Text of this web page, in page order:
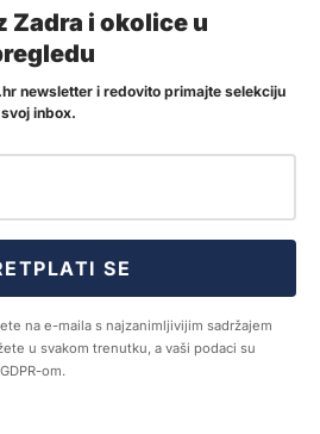
Zadra i okolice u
newsletter i redovito primajte selekciju
inbox.
SE
na e-maila s najzanimljivijim sadržajem
u svakom trenutku, a vaši podaci su
om.